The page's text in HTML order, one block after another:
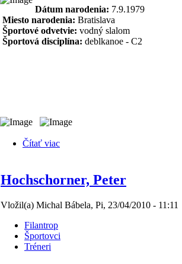
Dátum narodenia: 7.9.1979
Miesto narodenia: Bratislava
Športové odvetvie: vodný slalom
Športová disciplína: deblkanoe - C2
Čítať viac
Hochschorner, Peter
Vložil(a) Michal Bábela, Pi, 23/04/2010 - 11:11
Filantrop
Športovci
Tréneri